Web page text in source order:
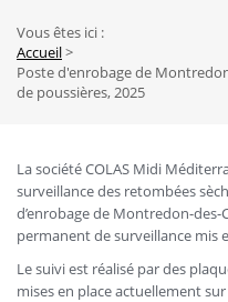
Vous êtes ici :
Fil
d'Ariane
Accueil
Poste d'enrobage de
de poussières, 2025
La société COLAS Midi
surveillance des retombées
d’enrobage de Montredon-des-
permanent de surveillance mis
Le suivi est réalisé par des
mises en place actuellement